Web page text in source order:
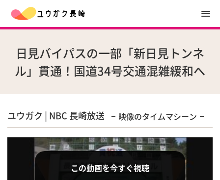
日見バイパスの一部「新日見トンネ
ル」貫通！国道34号交通混雑緩和へ
ユウガク | NBC 長崎放送 映像のタイムマシーン
この動画を今すぐ視聴